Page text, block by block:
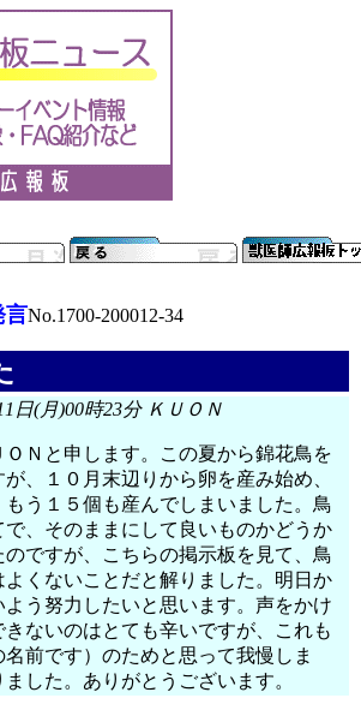
言No.1700-200012-34
日(月)00時23分 ＫＵＯＮ
Ｎと申します。この夏から錦花鳥を
、１０月末辺りから卵を産み始め、
もう１５個も産んでしまいました。鳥
で、そのままにして良いものかどうか
ですが、こちらの掲示板を見て、鳥
くないことだと解りました。明日か
よう努力したいと思います。声をかけ
ないのはとても辛いですが、これも
前です）のためと思って我慢しま
した。ありがとうございます。